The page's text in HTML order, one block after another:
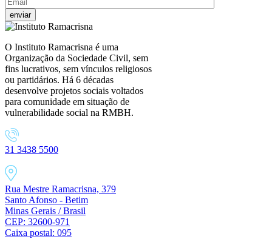
O Instituto Ramacrisna é uma
Organização da Sociedade Civil, sem
fins lucrativos, sem vínculos religiosos
ou partidários. Há 6 décadas
desenvolve projetos sociais voltados
para comunidade em situação de
vulnerabilidade social na RMBH.
31 3438 5500
Rua Mestre Ramacrisna, 379
Santo Afonso - Betim
Minas Gerais / Brasil
CEP: 32600-971
Caixa postal: 095